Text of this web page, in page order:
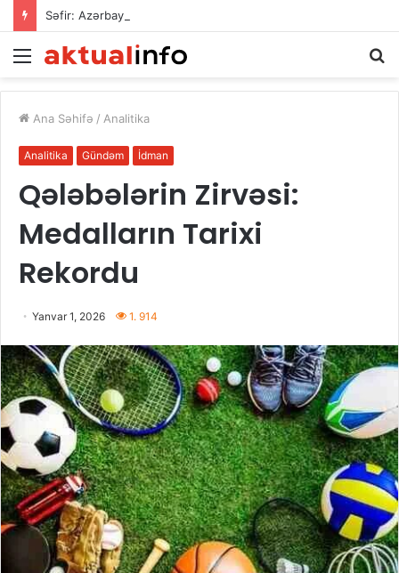
Menu
Ana Səhifə / Analitika
Analitika Gündəm İdman
Qələbələrin Zirvəsi:
Medalların Tarixi
Rekordu
Yanvar 1, 2026 1. 914